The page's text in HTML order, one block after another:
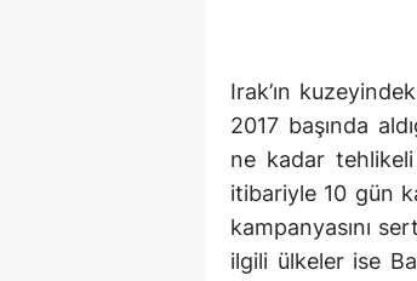
Irak’ın
2017 başında
ne kadar
itibariyle 10 gün
kampanyasını
ilgili ülkeler ise